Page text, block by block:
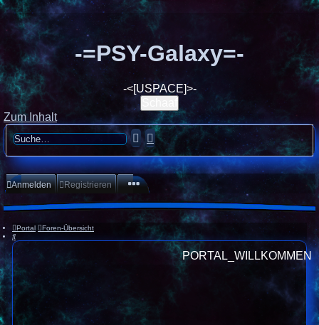
-=PSY-Galaxy=-
-<[USPACE]>-
Zum Inhalt
SucheErweiterte
Suche
Anmelden Registrieren
Portal
Foren-Übersicht
Suche
PORTAL_WILLKOMMEN